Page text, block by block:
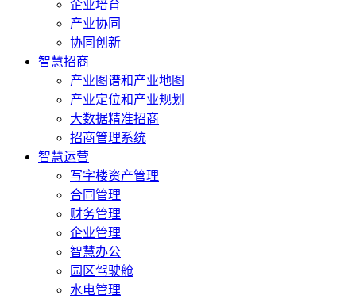
企业培育
产业协同
协同创新
智慧招商
产业图谱和产业地图
产业定位和产业规划
大数据精准招商
招商管理系统
智慧运营
写字楼资产管理
合同管理
财务管理
企业管理
智慧办公
园区驾驶舱
水电管理